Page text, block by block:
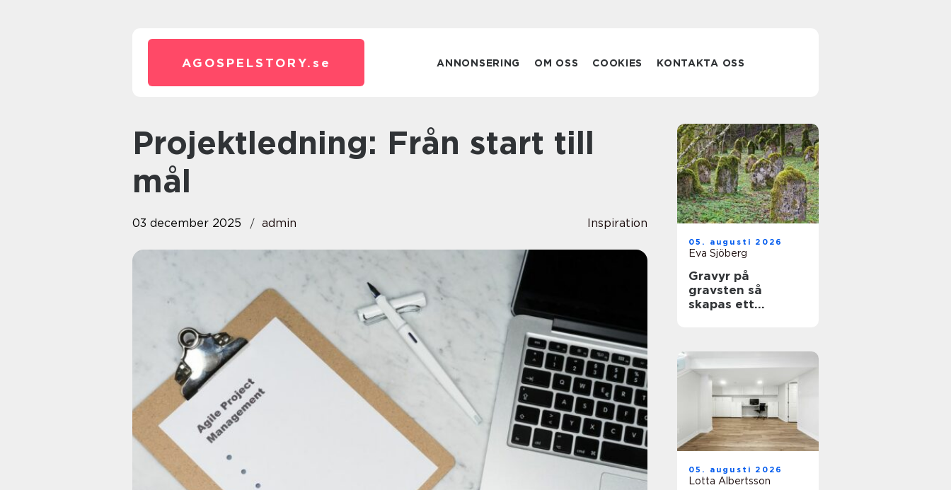
AGOSPELSTORY. se ANNONSERING OM OSS COOKIES KONTAKTA OSS
Projektledning: Från start till
mål
03 december 2025 admin Inspiration
05. augusti 2026
Eva Sjöberg
Gravyr på
gravsten så
skapas ett
05. augusti 2026
Lotta Albertsson